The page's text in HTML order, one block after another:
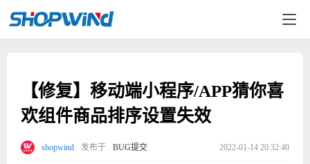
【修复】移动端小程序/APP猜你喜
欢组件商品排序设置失效
shopwind 发布于 BUG提交 2022-01-14 20:32:40